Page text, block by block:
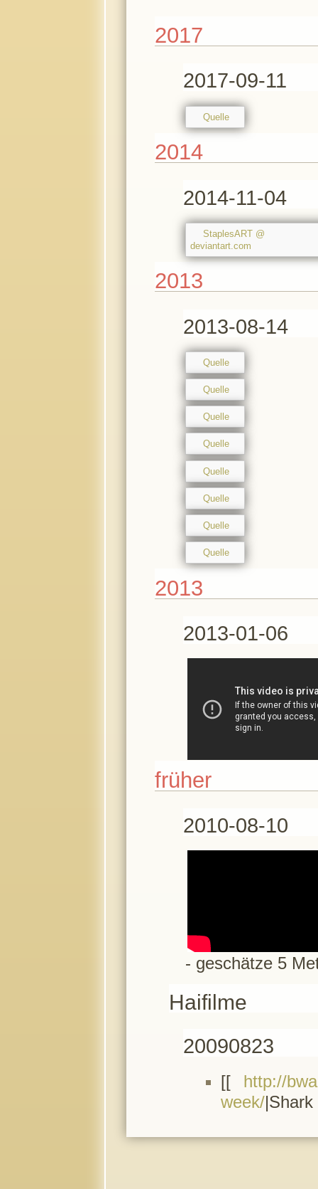
2017
2017-09-11
Quelle
2014
2014-11-04
StaplesART @
deviantart.com
2013
2013-08-14
Quelle
Quelle
Quelle
Quelle
Quelle
Quelle
Quelle
Quelle
2013
2013-01-06
früher
2010-08-10
- geschätze 5
Haifilme
20090823
[[
http://
week/